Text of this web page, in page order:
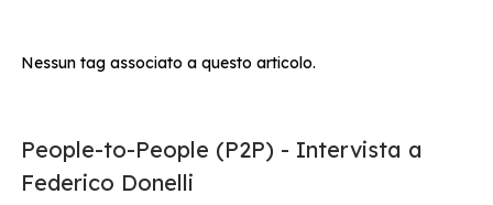
Nessun tag associato a questo articolo.
People-to-People (P2P) - Intervista a
Federico Donelli